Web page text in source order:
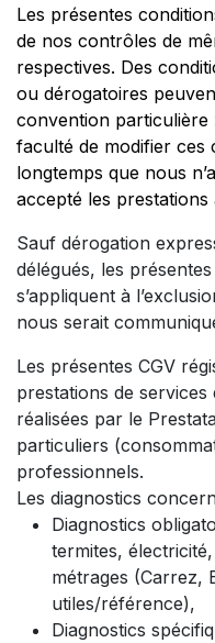
Les présentes
de nos contrôles de
respectives. Des
ou dérogatoires
convention
faculté de modifier ces
longtemps que nous
accepté les prestations
Sauf dérogation
délégués, les
s’appliquent à
nous serait
Les présentes CGV
prestations de services
réalisées par le
particuliers
professionnels.
Les diagnostics
Diagnostics
termites,
métrages (Carrez,
utiles/référence),
Diagnostics